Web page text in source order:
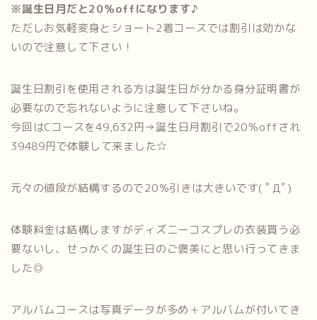
※誕生日月だと20％offになります♪
ただしお気軽変身とショート2着コースでは割引は効かな
いので注意して下さい！
誕生日割引を使用される方は誕生日が分かる身分証明書が
必要なので忘れないように注意して下さいね。
今回はCコースを49,632円→誕生日月割引で20％offされ
39489円で体験して来ました☆
元々の値段が結構するので20％引きは大きいです( ﾟДﾟ)
体験料金は結構しますがディズニーコスプレの衣装買う必
要ないし、せっかくの誕生日のご褒美にと思い行ってきま
した◎
アルバムコースは写真データが多め＋アルバムが付いてき